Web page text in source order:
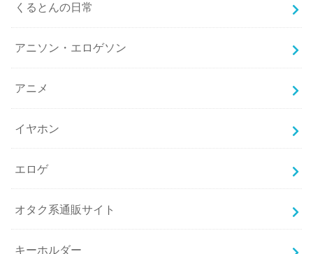
くるとんの日常
アニソン・エロゲソン
アニメ
イヤホン
エロゲ
オタク系通販サイト
キーホルダー